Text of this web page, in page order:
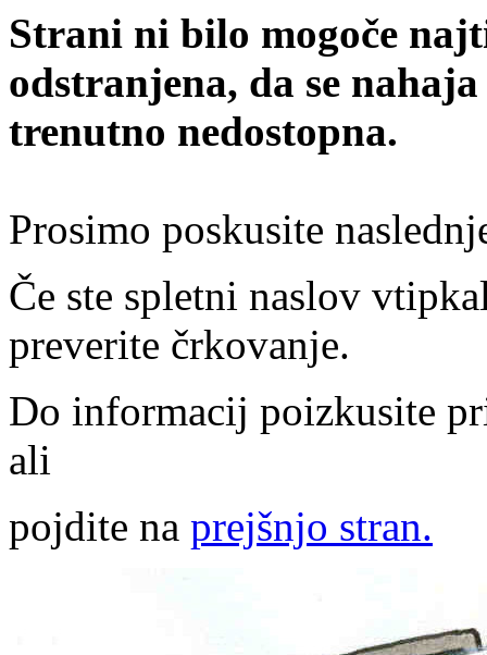
Strani ni bilo mogoče
odstranjena, da se
trenutno nedostopna.
Prosimo poskusite
Če ste spletni naslov
preverite črkovanje.
Do informacij poizkusite
ali
pojdite na prejšnjo stran.